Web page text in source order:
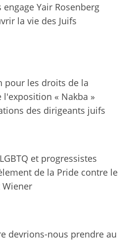
engage Yair Rosenberg
la vie des Juifs
pour les droits de la
« Nakba »
des dirigeants juifs
et progressistes
de la Pride contre le
devrions-nous prendre au